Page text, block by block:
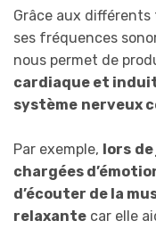
Grâce aux différents
ses fréquences
nous permet de
cardiaque et
système nerveux
Par exemple, lors
chargées
d’écouter de la
relaxante car elle